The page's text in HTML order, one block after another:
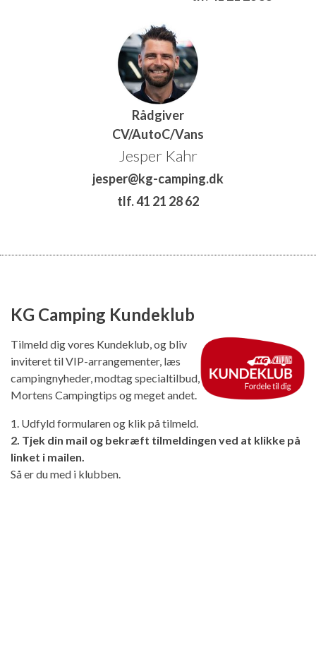
Rådgiver
CV/AutoC/Vans
Jesper Kahr
jesper@kg-camping.dk
tlf. 41 21 28 62
KG Camping Kundeklub
Tilmeld dig vores Kundeklub, og bliv
inviteret til VIP-arrangementer, læs
campingnyheder, modtag specialtilbud,
Mortens Campingtips og meget andet.
1. Udfyld formularen og klik på tilmeld.
2. Tjek din mail og bekræft tilmeldingen ved at klikke på
linket i mailen.
Så er du med i klubben.